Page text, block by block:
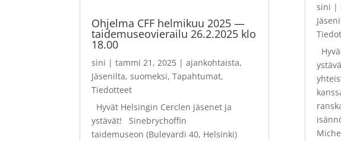
Ohjelma CFF helmikuu 2025 —
taidemuseovierailu 26.2.2025 klo
18.00
sini |tammi 21, 2025 |ajankohtaista,
Jäsenilta,suomeksi,Tapahtumat,
Tiedotteet
Hyvät Helsingin Cerclen jäsenet ja
ystävät! Sinebrychoffin
taidemuseon (Bulevardi 40, Helsinki)
sini |